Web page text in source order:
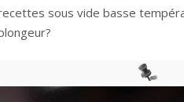
sous vide basse